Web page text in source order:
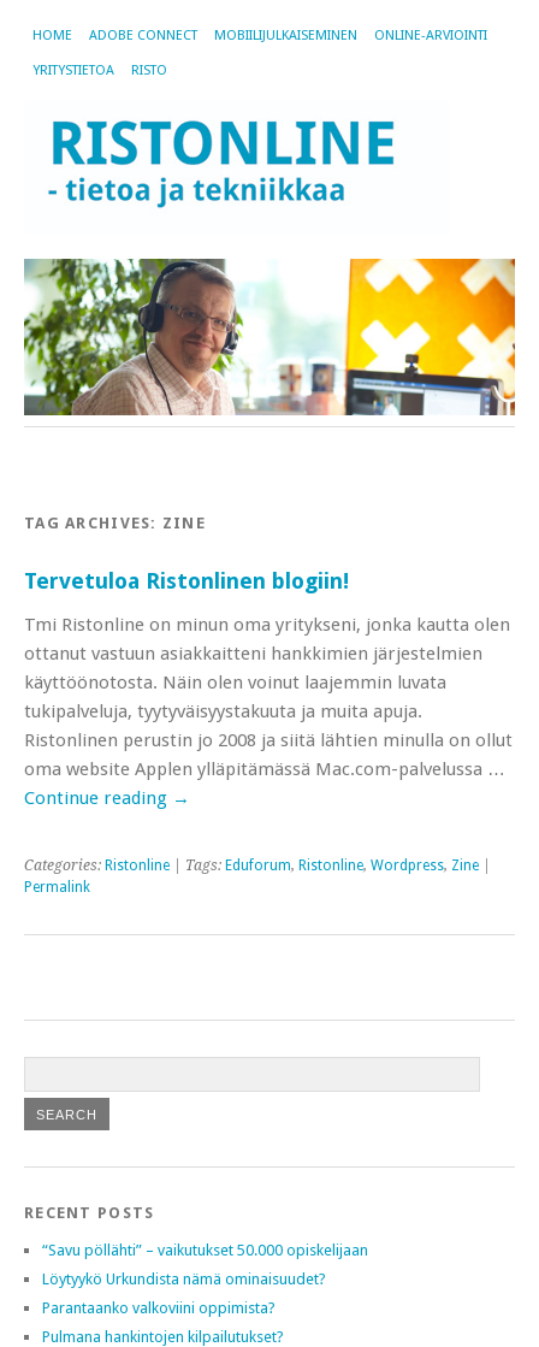
HOME ADOBE CONNECT MOBIILIJULKAISEMINEN ONLINE-ARVIOINTI
YRITYSTIETOA RISTO
TAG ARCHIVES: ZINE
Tervetuloa Ristonlinen blogiin!
Tmi Ristonline on minun oma yritykseni, jonka kautta olen
ottanut vastuun asiakkaitteni hankkimien järjestelmien
käyttöönotosta. Näin olen voinut laajemmin luvata
tukipalveluja, tyytyväisyystakuuta ja muita apuja.
Ristonlinen perustin jo 2008 ja siitä lähtien minulla on ollut
oma website Applen ylläpitämässä Mac.com-palvelussa …
Continue reading →
Categories: Ristonline | Tags: Eduforum, Ristonline, Wordpress, Zine
Permalink
RECENT POSTS
“Savu pöllähti” – vaikutukset 50.000 opiskelijaan
Löytyykö Urkundista nämä ominaisuudet?
Parantaanko valkoviini oppimista?
Pulmana hankintojen kilpailutukset?